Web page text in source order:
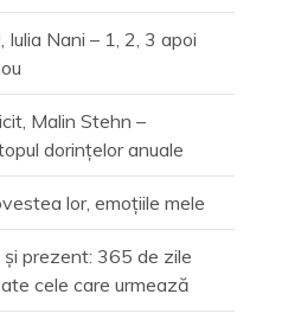
Iulia Nani – 1, 2, 3 apoi
Malin Stehn –
dorințelor anuale
lor, emoțiile mele
prezent: 365 de zile
cele care urmează